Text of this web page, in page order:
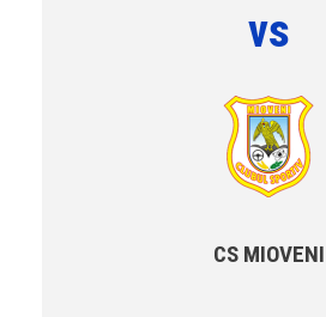
vs
CS MIOVENI